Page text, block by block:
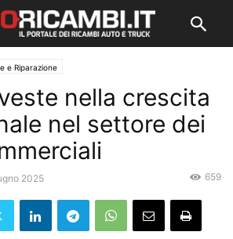
e Riparazione
nella crescita
nel settore dei
2025 659